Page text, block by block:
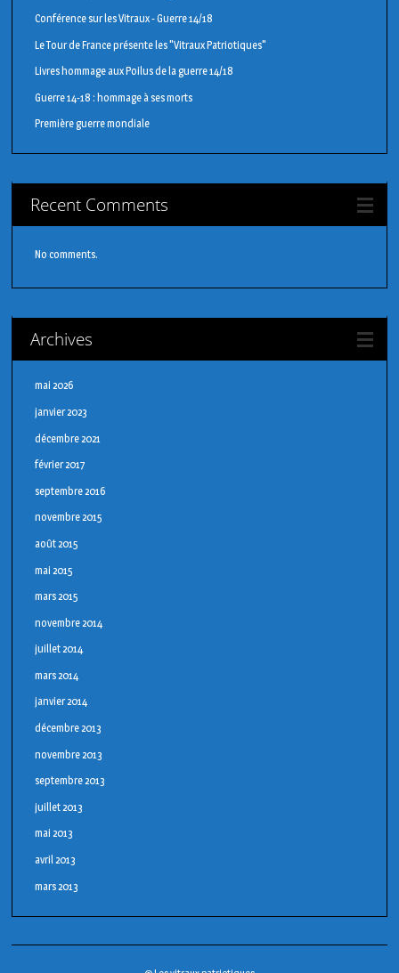
Conférence sur les Vitraux - Guerre 14/18
Le Tour de France présente les "Vitraux Patriotiques"
Livres hommage aux Poilus de la guerre 14/18
Guerre 14-18 : hommage à ses morts
Première guerre mondiale
Recent Comments
No comments.
Archives
mai 2026
janvier 2023
décembre 2021
février 2017
septembre 2016
novembre 2015
août 2015
mai 2015
mars 2015
novembre 2014
juillet 2014
mars 2014
janvier 2014
décembre 2013
novembre 2013
septembre 2013
juillet 2013
mai 2013
avril 2013
mars 2013